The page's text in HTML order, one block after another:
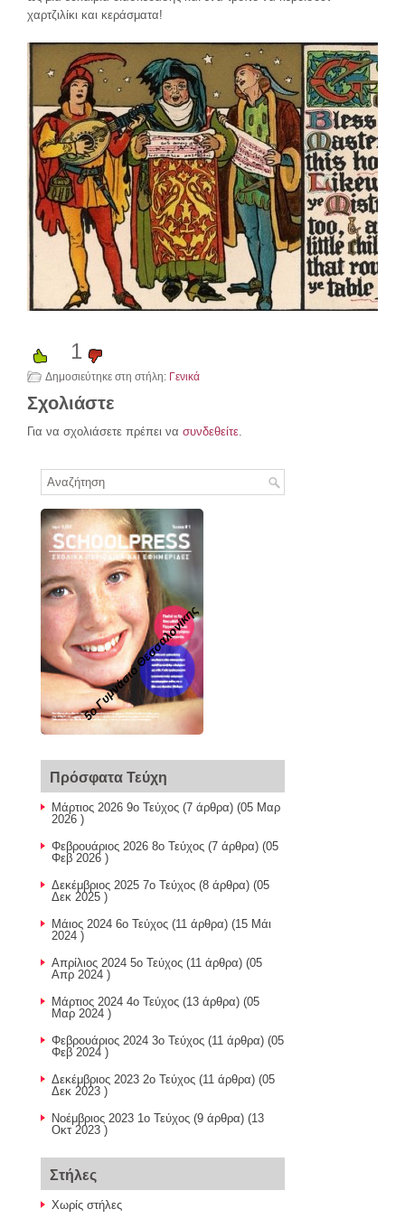
χαρτζιλίκι και κεράσματα!
1
Δημοσιεύτηκε στη στήλη: Γενικά
Σχολιάστε
Για να σχολιάσετε πρέπει να συνδεθείτε.
5ο Γυμνάσιο Θεσσαλονίκης
Πρόσφατα Τεύχη
Μάρτιος 2026 9ο Τεύχος (7 άρθρα) (05 Μαρ
2026 )
Φεβρουάριος 2026 8ο Τεύχος (7 άρθρα) (05
Φεβ 2026 )
Δεκέμβριος 2025 7ο Τεύχος (8 άρθρα) (05
Δεκ 2025 )
Μάιος 2024 6ο Τεύχος (11 άρθρα) (15 Μάι
2024 )
Απρίλιος 2024 5ο Τεύχος (11 άρθρα) (05
Απρ 2024 )
Μάρτιος 2024 4ο Τεύχος (13 άρθρα) (05
Μαρ 2024 )
Φεβρουάριος 2024 3ο Τεύχος (11 άρθρα) (05
Φεβ 2024 )
Δεκέμβριος 2023 2ο Τεύχος (11 άρθρα) (05
Δεκ 2023 )
Nοέμβριος 2023 1ο Τεύχος (9 άρθρα) (13
Οκτ 2023 )
Στήλες
Χωρίς στήλες